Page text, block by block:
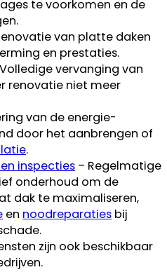
te voorkomen en de
van platte daken
en prestaties.
vervanging van
renovatie niet meer
van de energie-
door het aanbrengen of
.
inspecties – Regelmatige
onderhoud om de
dak te maximaliseren,
en noodreparaties bij
zijn ook beschikbaar